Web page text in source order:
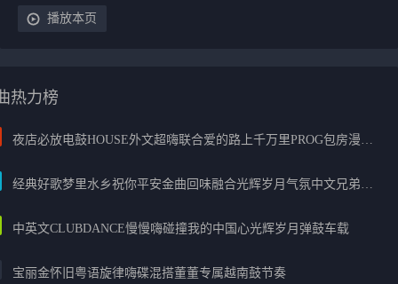
播放本页
热力榜
夜店必放电鼓HOUSE外文超嗨联合爱的路上千万里PROG包房漫步上头
经典好歌梦里水乡祝你平安金曲回味融合光辉岁月气氛中文兄弟串烧
中英文CLUBDANCE慢慢嗨碰撞我的中国心光辉岁月弹鼓车载
宝丽金怀旧粤语旋律嗨碟混搭董董专属越南鼓节奏